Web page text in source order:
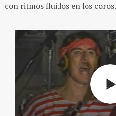
con ritmos fluidos en los coros.